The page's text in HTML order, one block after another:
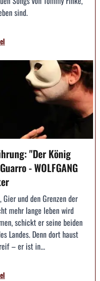
sind.
"Der König
- WOLFGANG
und den Grenzen der
mehr lange leben wird
schickt er seine beiden
Landes. Denn dort haust
– er ist in...